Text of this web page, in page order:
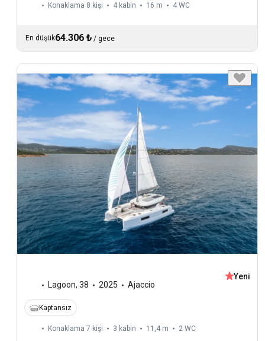
Konaklama 8 kişi 4 kabin 16 m 4 WC
En düşük64.306 ₺ / gece
Lagoon, 38 2025 Ajaccio
Yeni
Kaptansız
Konaklama 7 kişi 3 kabin 11,4 m 2 WC